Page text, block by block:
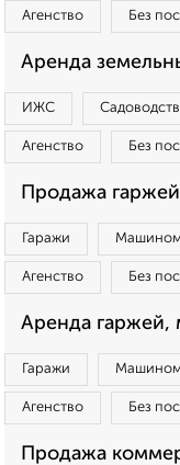
Агенство Без
Аренда
ИЖС
Агенство Без
Продажа
Гаражи
Агенство Без
Аренда гаржей,
Гаражи
Агенство Без
Продажа